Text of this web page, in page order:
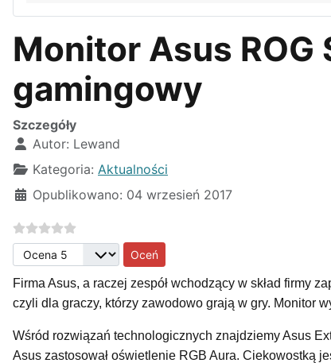
Monitor Asus
gamingowy
Szczegóły
Autor: Lewand
Kategoria: Aktualności
Opublikowano: 04 wrzesień 2017
Proszę, oceń
Firma Asus, a raczej zespół wchodzący w skład firmy
czyli dla graczy, którzy zawodowo grają w gry. Monitor
Wśród rozwiązań technologicznych znajdziemy Asus
Asus zastosował oświetlenie RGB Aura. Ciekowostką